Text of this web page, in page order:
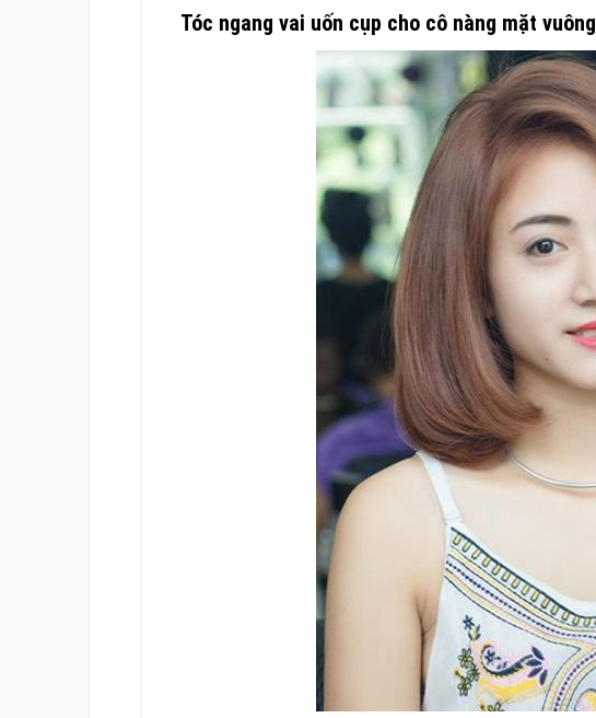
Tóc ngang vai uốn cụp cho cô nàng mặt vuông